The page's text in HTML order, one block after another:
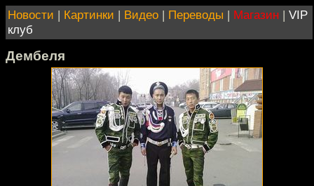
Новости | Картинки | Видео | Переводы | Магазин | VIP
клуб
Дембеля